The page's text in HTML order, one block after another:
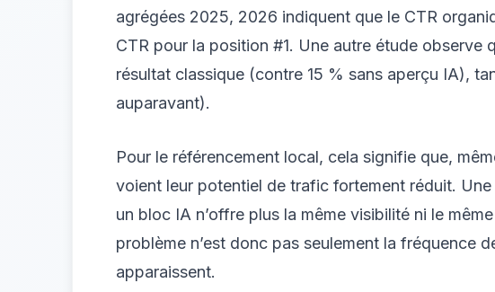
agrégées 2025, 2026 indiquent que le CTR
CTR pour la position #1. Une autre étude observe
résultat classique (contre 15 % sans aperçu IA),
auparavant).
Pour le référencement local, cela signifie que,
voient leur potentiel de trafic fortement réduit.
un bloc IA n’offre plus la même visibilité ni le
problème n’est donc pas seulement la fréquence
apparaissent.